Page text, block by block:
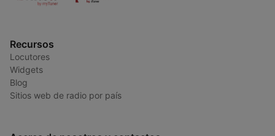
Recursos
Locutores
Widgets
Blog
Sitios web de radio por país